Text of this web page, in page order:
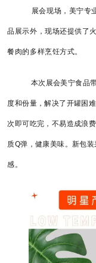
展会现场，美宁专
品展示外，现场还提供了
餐肉的多样烹饪方式。
本次展会美宁食品
度和份量，解决了开罐困
次即可吃完，不易造成浪
质Q弹，健康美味。新包
感。